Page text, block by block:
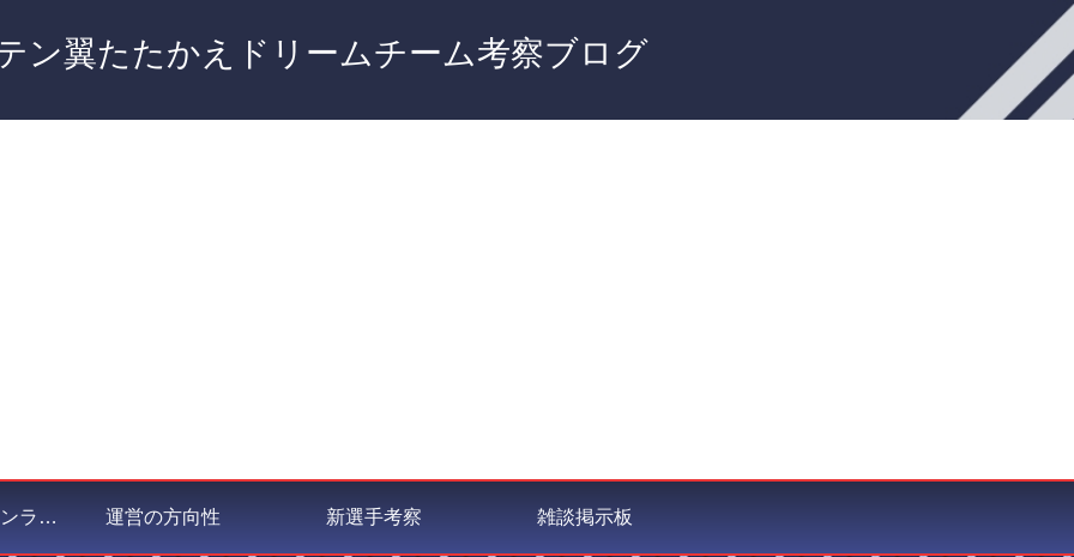
ン翼たたかえドリームチーム考察ブログ
私が選ぶポジションランキング 運営の方向性 新選手考察 雑談掲示板